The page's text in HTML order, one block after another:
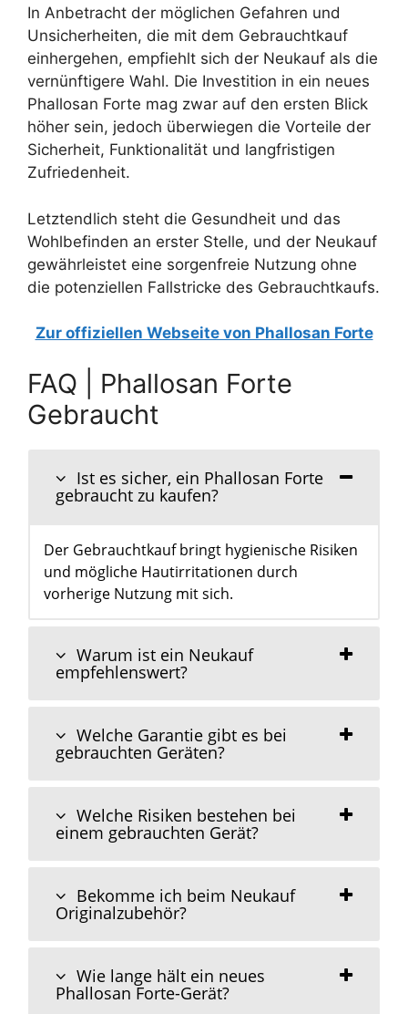
In Anbetracht der möglichen Gefahren und
Unsicherheiten, die mit dem Gebrauchtkauf
einhergehen, empfiehlt sich der Neukauf als die
vernünftigere Wahl. Die Investition in ein neues
Phallosan Forte mag zwar auf den ersten Blick
höher sein, jedoch überwiegen die Vorteile der
Sicherheit, Funktionalität und langfristigen
Zufriedenheit.
Letztendlich steht die Gesundheit und das
Wohlbefinden an erster Stelle, und der Neukauf
gewährleistet eine sorgenfreie Nutzung ohne
die potenziellen Fallstricke des Gebrauchtkaufs.
Zur offiziellen Webseite von Phallosan Forte
FAQ | Phallosan Forte
Gebraucht
Ist es sicher, ein Phallosan Forte
gebraucht zu kaufen?
Der Gebrauchtkauf bringt hygienische Risiken
und mögliche Hautirritationen durch
vorherige Nutzung mit sich.
Warum ist ein Neukauf
empfehlenswert?
Welche Garantie gibt es bei
gebrauchten Geräten?
Welche Risiken bestehen bei
einem gebrauchten Gerät?
Bekomme ich beim Neukauf
Originalzubehör?
Wie lange hält ein neues
Phallosan Forte-Gerät?